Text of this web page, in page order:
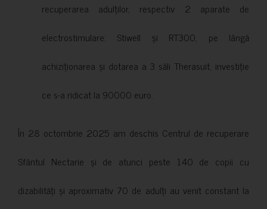
recuperarea adulților, respectiv 2 aparate de
electrostimulare: Stiwell și RT300, pe lângă
achiziționarea și dotarea a 3 săli Therasuit, investiție
ce s-a ridicat la 90000 euro.
În 28 octombrie 2025 am deschis Centrul de recuperare
Sfântul Nectarie și de atunci peste 140 de copii cu
dizabilități și aproximativ 70 de adulți au venit constant la